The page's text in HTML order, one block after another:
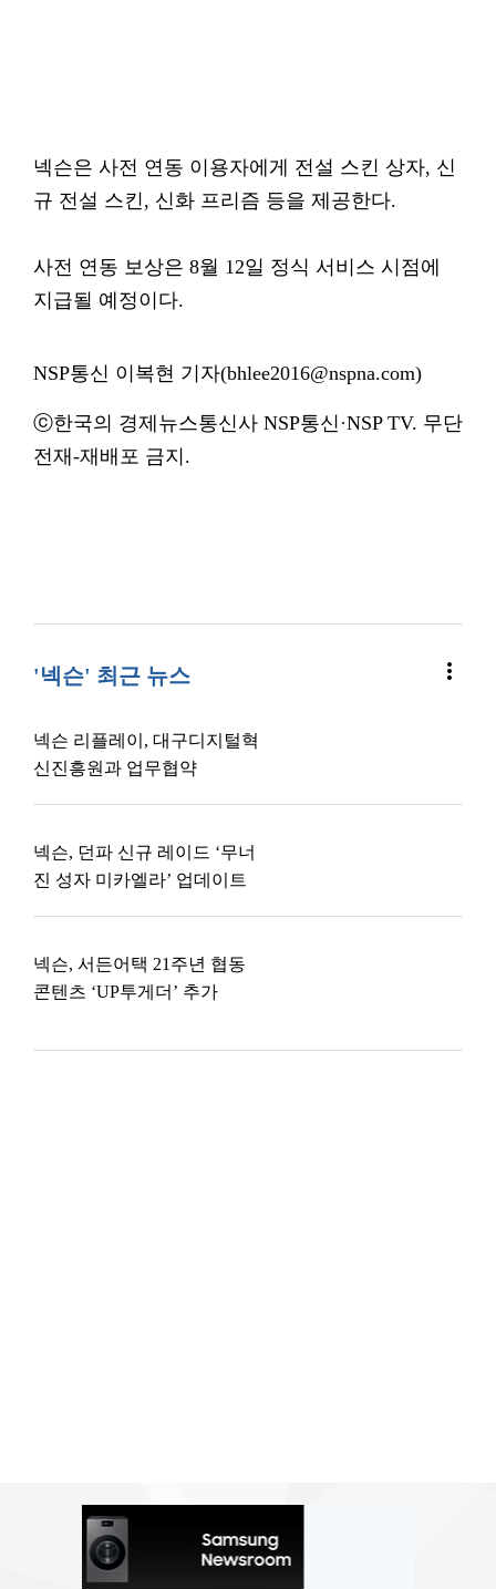
넥슨은 사전 연동 이용자에게 전설 스킨 상자, 신
규 전설 스킨, 신화 프리즘 등을 제공한다.
사전 연동 보상은 8월 12일 정식 서비스 시점에
지급될 예정이다.
NSP통신 이복현 기자(bhlee2016@nspna.com)
ⓒ한국의 경제뉴스통신사 NSP통신·NSP TV. 무단
전재-재배포 금지.
'넥슨' 최근 뉴스 more_vert
넥슨 리플레이, 대구디지털혁
신진흥원과 업무협약
넥슨, 던파 신규 레이드 ‘무너
진 성자 미카엘라’ 업데이트
넥슨, 서든어택 21주년 협동
콘텐츠 ‘UP투게더’ 추가